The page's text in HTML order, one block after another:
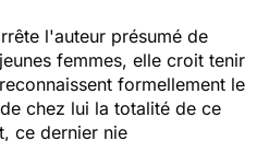
l'auteur présumé de
femmes, elle croit tenir
formellement le
chez lui la totalité de ce
ce dernier nie